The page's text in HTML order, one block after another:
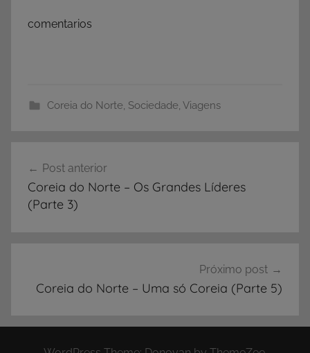
comentarios
Coreia do Norte, Sociedade, Viagens
de
Post
Post anterior
Coreia do Norte – Os Grandes Líderes
(Parte 3)
Próximo post
Coreia do Norte – Uma só Coreia (Parte 5)